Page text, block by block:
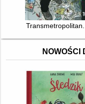
NOWOŚCI